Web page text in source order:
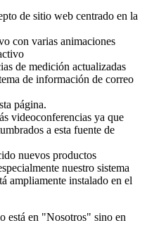
de sitio web centrado en la
con varias animaciones
de medición actualizadas
de información de correo
página.
videoconferencias ya que
a esta fuente de
nuevos productos
nuestro sistema
ampliamente instalado en el
está en "Nosotros" sino en